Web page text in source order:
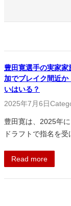
豊田寛選手の実家
加でブレイク間近
いはいる？
2025年7月6日
豊田寛は、2025年
ドラフトで指名を
Read more